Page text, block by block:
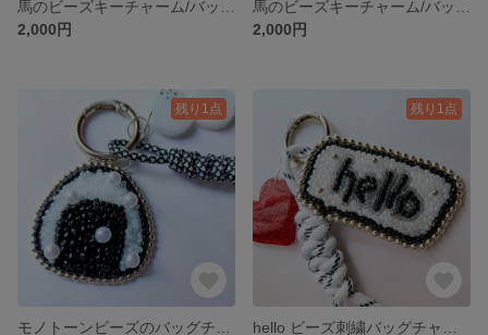
2,000円
2,000円
残り1点 残り1点